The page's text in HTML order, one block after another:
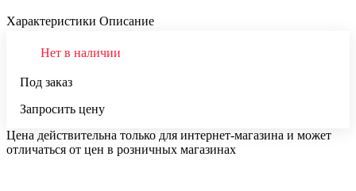
Характеристики Описание
Нет в наличии
Под заказ
Запросить цену
Цена действительна только для интернет-магазина и может
отличаться от цен в розничных магазинах